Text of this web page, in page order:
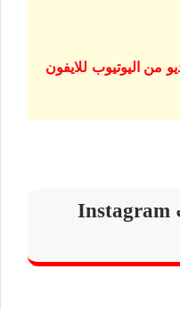
من اليوتيوب للايفون
موقع تحميل فيديوهات Instagram